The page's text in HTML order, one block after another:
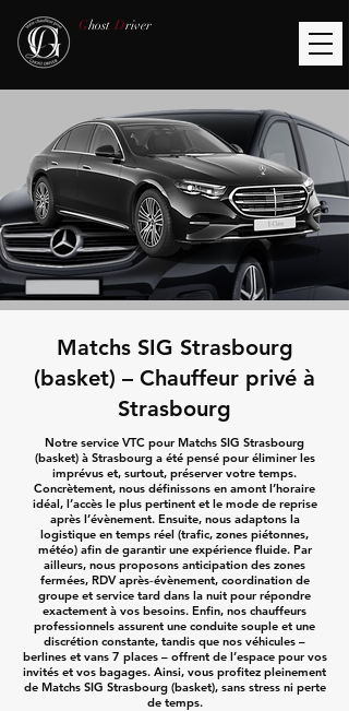
Ghost Driver
Matchs SIG Strasbourg
(basket) – Chauffeur privé à
Strasbourg
Notre service VTC pour Matchs SIG Strasbourg
(basket) à Strasbourg a été pensé pour éliminer les
imprévus et, surtout, préserver votre temps.
Concrètement, nous définissons en amont l’horaire
idéal, l’accès le plus pertinent et le mode de reprise
après l’évènement. Ensuite, nous adaptons la
logistique en temps réel (trafic, zones piétonnes,
météo) afin de garantir une expérience fluide. Par
ailleurs, nous proposons anticipation des zones
fermées, RDV après‑évènement, coordination de
groupe et service tard dans la nuit pour répondre
exactement à vos besoins. Enfin, nos chauffeurs
professionnels assurent une conduite souple et une
discrétion constante, tandis que nos véhicules –
berlines et vans 7 places – offrent de l’espace pour vos
invités et vos bagages. Ainsi, vous profitez pleinement
de Matchs SIG Strasbourg (basket), sans stress ni perte
de temps.